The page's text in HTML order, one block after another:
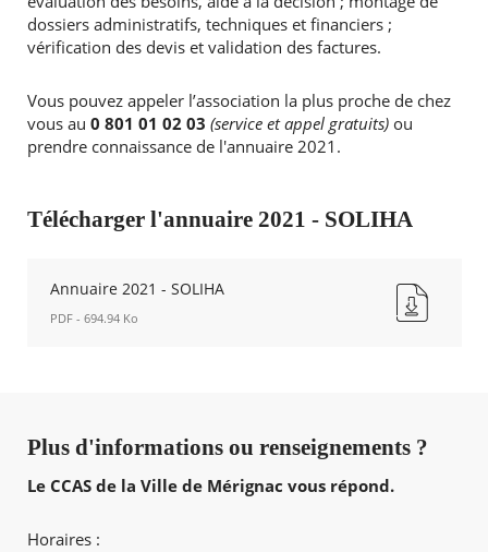
dossiers administratifs, techniques et financiers ;
vérification des devis et validation des factures.
Vous pouvez appeler l’association la plus proche de chez
vous au 0 801 01 02 03 (service et appel gratuits)ou
prendre connaissance de l'annuaire 2021.
Télécharger l'annuaire 2021 - SOLIHA
Nouvelle
fenêtre
Annuaire 2021 - SOLIHA
PDF - 694.94 Ko
Plus d'informations ou renseignements ?
Le CCAS de la Ville de Mérignac vous répond.
Horaires :